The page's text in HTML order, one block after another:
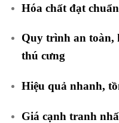
Hóa chất đạt chuẩn
Quy trình an toàn,
thú cưng
Hiệu quả nhanh,
Giá cạnh tranh